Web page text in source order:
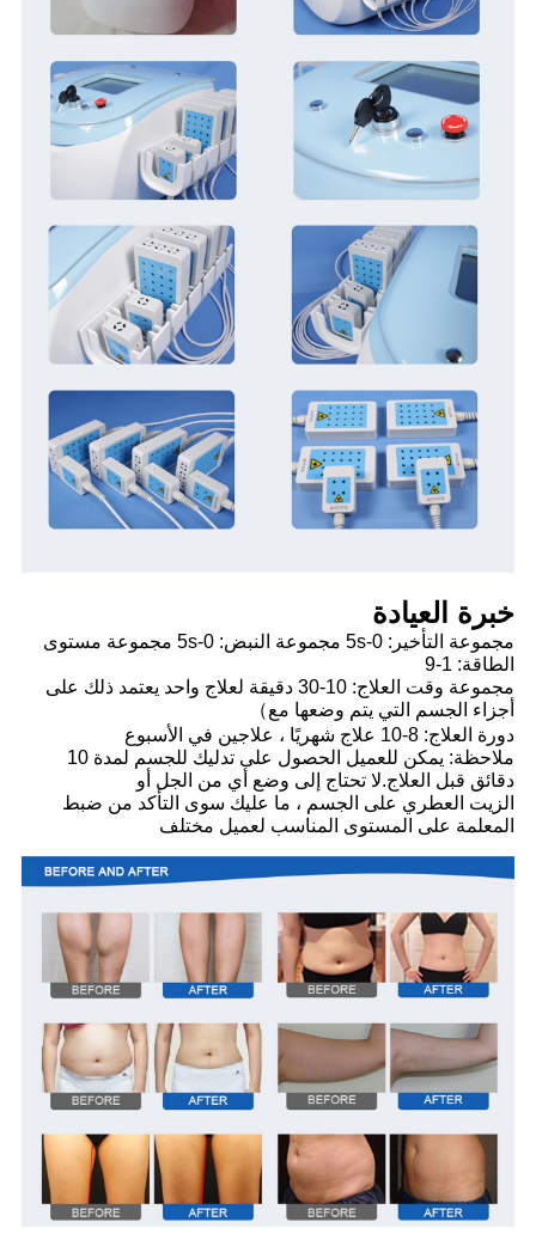
خبرة العيادة
مجموعة التأخير: 0-5s مجموعة النبض: 0-5s مجموعة مستوى
الطاقة: 1-9
مجموعة وقت العلاج: 10-30 دقيقة لعلاج واحد يعتمد ذلك على
أجزاء الجسم التي يتم وضعها مع）
دورة العلاج: 8-10 علاج شهريًا ، علاجين في الأسبوع
ملاحظة: يمكن للعميل الحصول على تدليك للجسم لمدة 10
دقائق قبل العلاج.لا تحتاج إلى وضع أي من الجل أو
الزيت العطري على الجسم ، ما عليك سوى التأكد من ضبط
المعلمة على المستوى المناسب لعميل مختلف